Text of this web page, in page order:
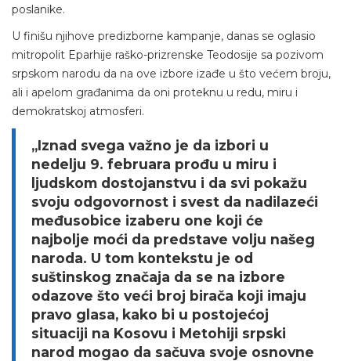
poslanike.
U finišu njihove predizborne kampanje, danas se oglasio
mitropolit Eparhije raško-prizrenske Teodosije sa pozivom
srpskom narodu da na ove izbore izađe u što većem broju,
ali i apelom građanima da oni proteknu u redu, miru i
demokratskoj atmosferi.
„Iznad svega važno je da izbori u
nedelju 9. februara prođu u miru i
ljudskom dostojanstvu i da svi pokažu
svoju odgovornost i svest da nadilazeći
međusobice izaberu one koji će
najbolje moći da predstave volju našeg
naroda. U tom kontekstu je od
suštinskog značaja da se na izbore
odazove što veći broj birača koji imaju
pravo glasa, kako bi u postojećoj
situaciji na Kosovu i Metohiji srpski
narod mogao da sačuva svoje osnovne